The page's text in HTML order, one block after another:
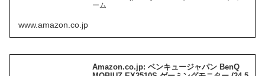
ーム
www.amazon.co.jp
Amazon.co.jp: ベンキュージャパン BenQ